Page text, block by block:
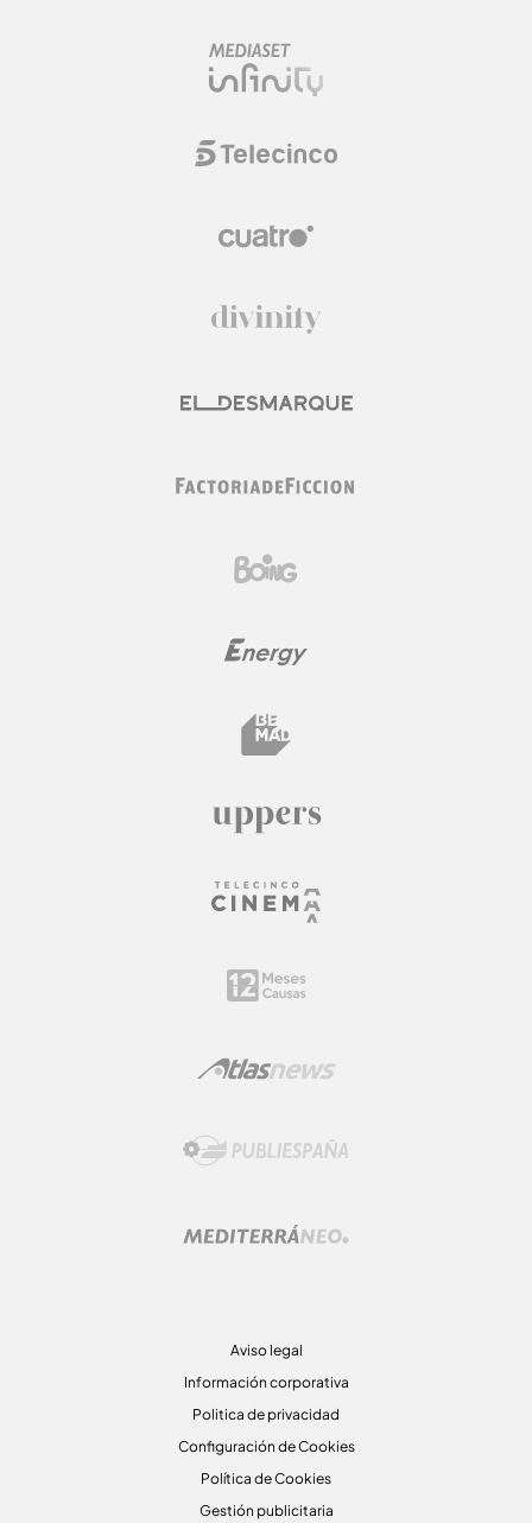
Aviso legal
Información corporativa
Politica de privacidad
Configuración de Cookies
Política de Cookies
Gestión publicitaria